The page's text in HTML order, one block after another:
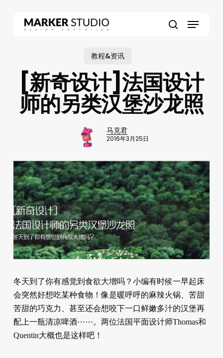
Menu
教程&资讯
[新奇设计]法国设计
师的另类汉堡沙龙照
马克君
2016年3月25日
冬天到了你有感觉到食欲大增吗？小编有时候一早起床
会突然好想吃某种食物！像是暖呼呼的麻辣火锅、苦甜
苦甜的巧克力、甚至还会想咬下一口鲜嫩多汁的汉堡再
配上一瓶清凉啤酒⋯⋯。两位法国平面设计师Thomas和
Quentin大概也是这样吧！